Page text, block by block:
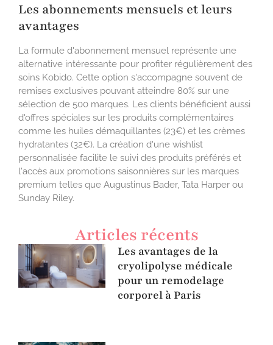
Les abonnements mensuels et leurs
avantages
La formule d'abonnement mensuel représente une
alternative intéressante pour profiter régulièrement des
soins Kobido. Cette option s'accompagne souvent de
remises exclusives pouvant atteindre 80% sur une
sélection de 500 marques. Les clients bénéficient aussi
d'offres spéciales sur les produits complémentaires
comme les huiles démaquillantes (23€) et les crèmes
hydratantes (32€). La création d'une wishlist
personnalisée facilite le suivi des produits préférés et
l'accès aux promotions saisonnières sur les marques
premium telles que Augustinus Bader, Tata Harper ou
Sunday Riley.
Articles récents
Les avantages de la
cryolipolyse médicale
pour un remodelage
corporel à Paris